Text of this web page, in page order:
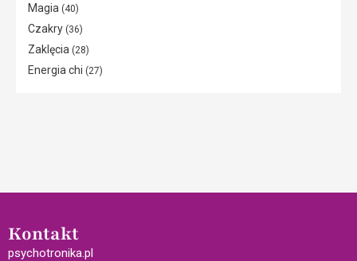
Magia (40)
Czakry (36)
Zaklęcia (28)
Energia chi (27)
Kontakt
psychotronika.pl